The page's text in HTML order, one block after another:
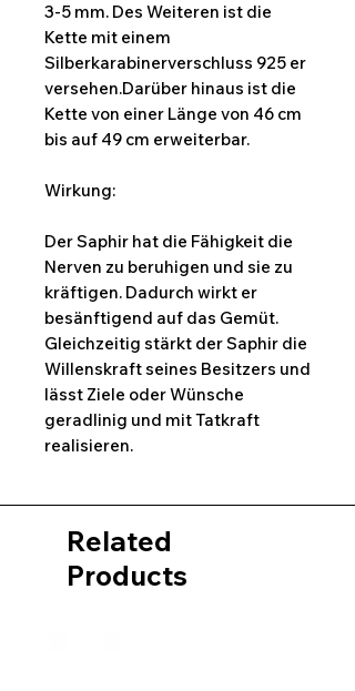
3-5 mm. Des Weiteren ist die
Kette mit einem
Silberkarabinerverschluss 925 er
versehen.Darüber hinaus ist die
Kette von einer Länge von 46 cm
bis auf 49 cm erweiterbar.
Wirkung:
Der Saphir hat die Fähigkeit die
Nerven zu beruhigen und sie zu
kräftigen. Dadurch wirkt er
besänftigend auf das Gemüt.
Gleichzeitig stärkt der Saphir die
Willenskraft seines Besitzers und
lässt Ziele oder Wünsche
geradlinig und mit Tatkraft
realisieren.
Related
Products